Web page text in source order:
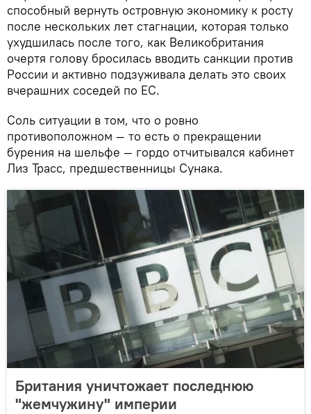
способный вернуть островную экономику к росту
после нескольких лет стагнации, которая только
ухудшилась после того, как Великобритания
очертя голову бросилась вводить санкции против
России и активно подзуживала делать это своих
вчерашних соседей по ЕС.
Соль ситуации в том, что о ровно
противоположном — то есть о прекращении
бурения на шельфе — гордо отчитывался кабинет
Лиз Трасс, предшественницы Сунака.
Британия уничтожает последнюю
"жемчужину" империи